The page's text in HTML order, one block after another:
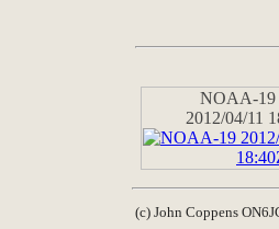
NOAA-19
2012/04/11
(c) John Coppens